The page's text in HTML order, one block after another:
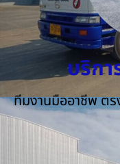
บริกา
ทีมงานมืออาชีพ ตร